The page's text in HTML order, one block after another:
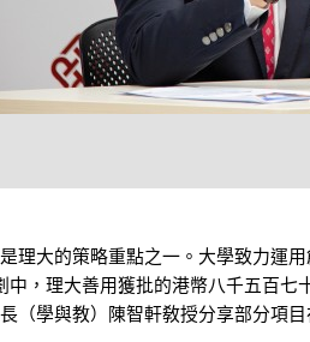
理大的策略重點之一。大學致力運
中，理大善用獲批的港幣八千五百
（學與教）陳智軒敎授分享部分項